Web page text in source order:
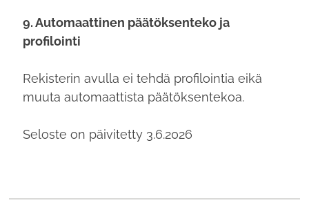
9. Automaattinen päätöksenteko ja
profilointi
Rekisterin avulla ei tehdä profilointia eikä
muuta automaattista päätöksentekoa.
Seloste on päivitetty 3.6.2026